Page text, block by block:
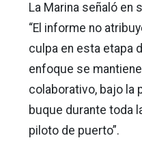
La Marina señaló en
“El informe no
culpa en esta etapa
enfoque se
colaborativo, bajo la
buque durante toda
piloto de puerto”.